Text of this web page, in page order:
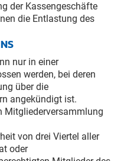
der Kassengeschäfte
die Entlastung des
nur in einer
werden, bei deren
über die
angekündigt ist.
Mitgliederversammlung
von drei Viertel aller
oder